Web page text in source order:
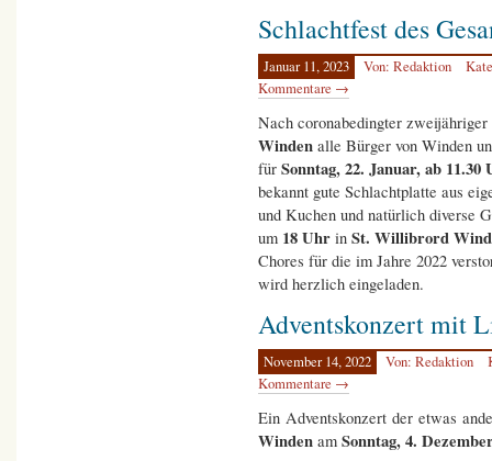
Schlachtfest des
Januar 11, 2023 Von: Redaktion
Kommentare →
Nach coronabedingter
Winden alle Bürger von Winden
für Sonntag, 22. Januar, ab 11.30
bekannt gute Schlachtplatte aus
und Kuchen und natürlich diverse
um 18 Uhr in St. Willibrord
Chores für die im Jahre 2022
wird herzlich eingeladen.
Adventskonzert mit
November 14, 2022 Von: Redaktion
Kommentare →
Ein Adventskonzert der etwas
Winden am Sonntag, 4.